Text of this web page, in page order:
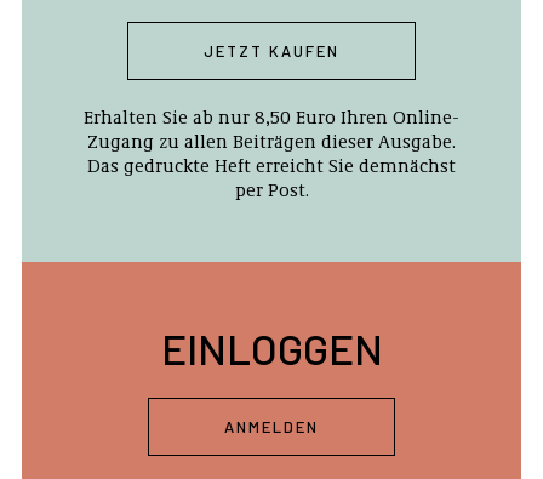
JETZT KAUFEN
Erhalten Sie ab nur 8,50 Euro Ihren Online-
Zugang zu allen Beiträgen dieser Ausgabe.
Das gedruckte Heft erreicht Sie demnächst
per Post.
EINLOGGEN
ANMELDEN